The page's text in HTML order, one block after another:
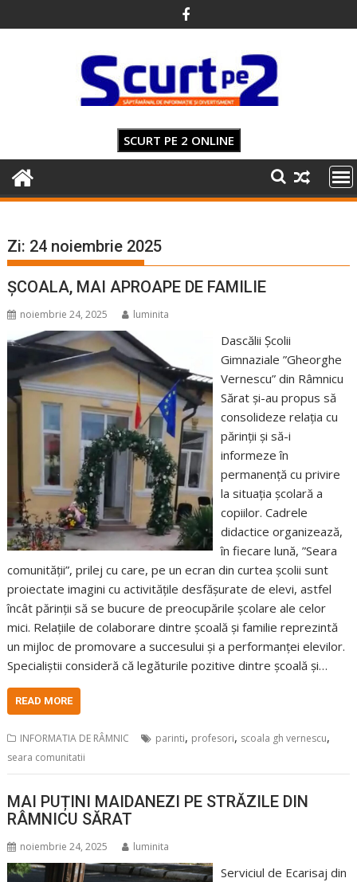
to
SCURT PE 2 ONLINE
Zi: 24 noiembrie 2025
ȘCOALA, MAI APROAPE DE FAMILIE
noiembrie 24, 2025 luminita
Dascălii Școlii
Gimnaziale ”Gheorghe
Vernescu” din Râmnicu
Sărat și-au propus să
consolideze relația cu
părinții și să-i
informeze în
permanență cu privire
la situația școlară a
copiilor. Cadrele
didactice organizează,
în fiecare lună, ”Seara
comunității”, prilej cu care, pe un ecran din curtea școlii sunt
proiectate imagini cu activitățile desfășurate de elevi, astfel
încât părinții să se bucure de preocupările școlare ale celor
mici. Relațiile de colaborare dintre școală și familie reprezintă
un mijloc de promovare a succesului și a performanței elevilor.
Specialiștii consideră că legăturile pozitive dintre școală și…
READ MORE
INFORMATIA DE RÂMNIC parinti, profesori, scoala gh vernescu,
seara comunitatii
MAI PUȚINI MAIDANEZI PE STRĂZILE DIN
RÂMNICU SĂRAT
noiembrie 24, 2025 luminita
Serviciul de Ecarisaj din